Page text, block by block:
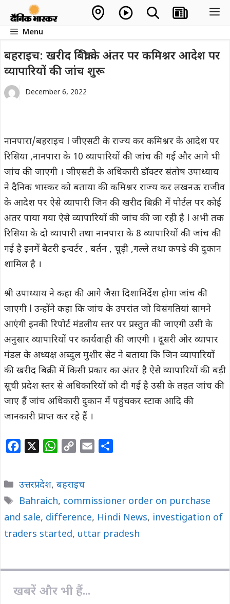
contentMenu
बहराइच: खरीद बिक्री के अंतर पर कमिश्नर आदेश पर
व्यापारियों की जांच शुरू
December 6, 2022
नानपारा/बहराइच l जीएसटी के राज्य कर कमिश्नर के आदेश पर
रिसिया ,नानपारा के 10 व्यापारियों की जांच की गई और आगे भी
जांच की जाएगी । जीएसटी के अधिकारी डॉक्टर संतोष उपाध्याय
ने दैनिक भास्कर को बताया की कमिश्नर राज्य कर लखनऊ राजीव
के आदेश पर ऐसे व्यापारी जिन की खरीद बिक्री में पोर्टल पर कोई
अंतर पाया गया ऐसे व्यापारियों की जांच की जा रही है l अभी तक
रिसिया के दो व्यापारी तथा नानपारा के 8 व्यापारियों की जांच की
गई है इनमें बैटरी इन्वर्टर , बर्तन , चूड़ी ,गल्ले तथा कपड़े की दुकान
शामिल है ।
श्री उपाध्याय ने कहा की आगे जैसा दिशानिर्देश होगा जांच की
जाएगी l उन्होंने कहा कि जांच के उपरांत जो विसंगतियां सामने
आएंगी इनकी रिपोर्ट मंडलीय स्तर पर प्रस्तुत की जाएगी उसी के
अनुसार व्यापारियों पर कार्यवाही की जाएगी । दूसरी ओर व्यापार
मंडल के अध्यक्ष अब्दुल मुशीर सेट ने बताया कि जिन व्यापारियों
की खरीद बिक्री में किसी प्रकार का अंतर है ऐसे व्यापारियों की बड़ी
सूची प्रदेश स्तर से अधिकारियों को दी गई है उसी के तहत जांच की
जाए हैं जांच अधिकारी दुकान में पहुंचकर स्टाक आदि की
जानकारी प्राप्त कर रहे हैं ।
e
b
o
o
W
t
s
A
p
y
L
i
n
l
e
Categories
उत्तरप्रदेश, बहराइच
Tags
Bahraich, commissioner order on purchase
and sale, difference, Hindi News, investigation of
traders started, uttar pradesh
खबरें और भी हैं...